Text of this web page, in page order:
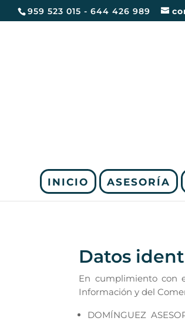
959 523 015 - 644 426 989
INICIO ASESORÍA
Datos
En cumplimiento con
Información y del
DOMÍNGUEZ